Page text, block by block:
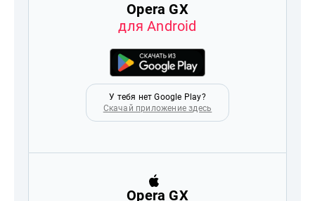
Opera GX
для Android
У тебя нет Google Play?
Скачай приложение здесь
Opera GX